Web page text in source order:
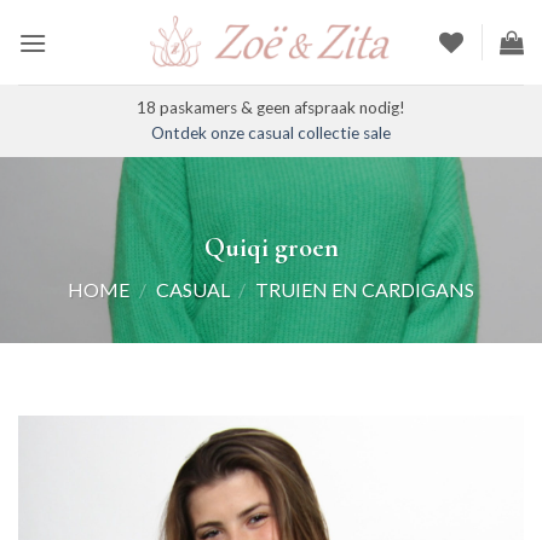
naar
18 paskamers & geen afspraak nodig!
Ontdek onze casual collectie sale
Quiqi groen
HOME / CASUAL / TRUIEN EN CARDIGANS